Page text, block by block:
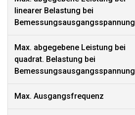
linearer Belastung bei
Bemessungsausgangsspannung
Max. abgegebene Leistung bei
quadrat. Belastung bei
Bemessungsausgangsspannung
Max. Ausgangsfrequenz